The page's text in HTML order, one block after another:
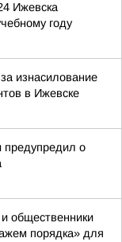
Ижевска
году
изнасилование
в Ижевске
предупредил о
общественники
порядка» для